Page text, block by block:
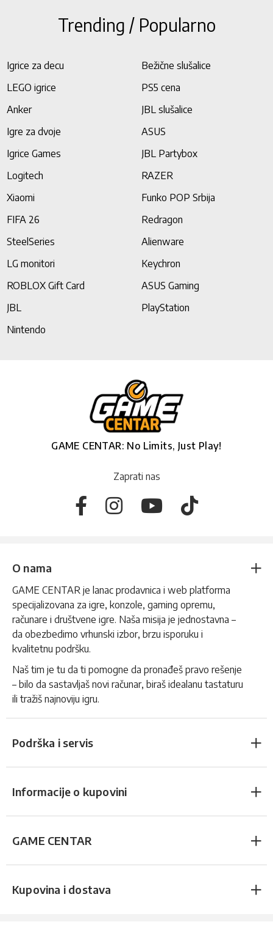
Trending / Popularno
Igrice za decu
Bežične slušalice
LEGO igrice
PS5 cena
Anker
JBL slušalice
Igre za dvoje
ASUS
Igrice Games
JBL Partybox
Logitech
RAZER
Xiaomi
Funko POP Srbija
FIFA 26
Redragon
SteelSeries
Alienware
LG monitori
Keychron
ROBLOX Gift Card
ASUS Gaming
JBL
PlayStation
Nintendo
GAME CENTAR: No Limits, Just Play!
Zaprati nas
O nama
GAME CENTAR je lanac prodavnica i web platforma
specijalizovana za igre, konzole, gaming opremu,
računare i društvene igre. Naša misija je jednostavna –
da obezbedimo vrhunski izbor, brzu isporuku i
kvalitetnu podršku.
Naš tim je tu da ti pomogne da pronađeš pravo rešenje
– bilo da sastavljaš novi računar, biraš idealanu tastaturu
ili tražiš najnoviju igru.
Podrška i servis
Informacije o kupovini
GAME CENTAR
Kupovina i dostava